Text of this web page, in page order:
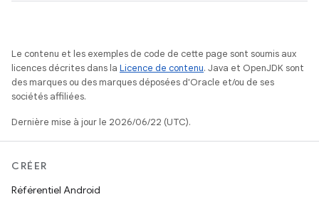
Le contenu et les exemples de code de cette page sont soumis aux
licences décrites dans la Licence de contenu. Java et OpenJDK sont
des marques ou des marques déposées d'Oracle et/ou de ses
sociétés affiliées.
Dernière mise à jour le 2026/06/22 (UTC).
CRÉER
Référentiel Android